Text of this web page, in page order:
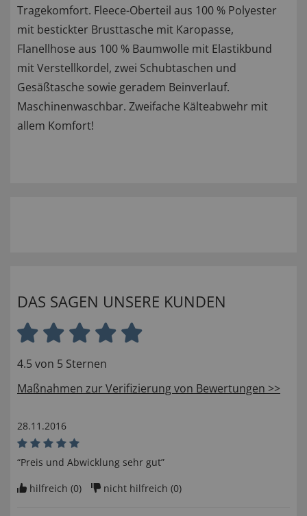
Tragekomfort. Fleece-Oberteil aus 100 % Polyester
mit bestickter Brusttasche mit Karopasse,
Flanellhose aus 100 % Baumwolle mit Elastikbund
mit Verstellkordel, zwei Schubtaschen und
Gesäßtasche sowie geradem Beinverlauf.
Maschinenwaschbar. Zweifache Kälteabwehr mit
allem Komfort!
DAS SAGEN UNSERE KUNDEN
4.5 von 5 Sternen
Maßnahmen zur Verifizierung von Bewertungen >>
28.11.2016
“Preis und Abwicklung sehr gut”
hilfreich (0) nicht hilfreich (0)